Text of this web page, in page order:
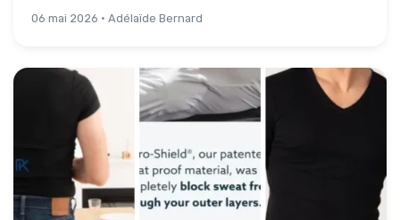
06 mai 2026 · Adélaïde Bernard